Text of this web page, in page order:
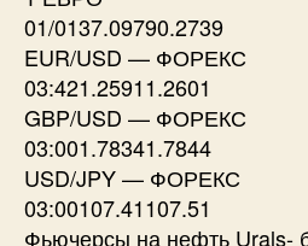
01/0137.09790.2739
EUR/USD — ФОРЕКС
03:421.25911.2601
GBP/USD — ФОРЕКС
03:001.78341.7844
USD/JPY — ФОРЕКС
03:00107.41107.51
Фьючерсы на нефть Urals-